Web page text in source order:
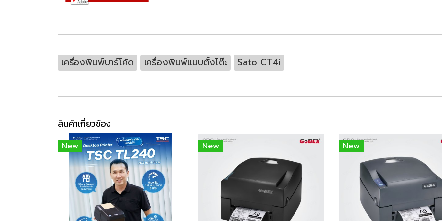
เครื่องพิมพ์บาร์โค้ด เครื่องพิมพ์แบบตั้งโต๊ะ Sato CT4i
สินค้าเกี่ยวข้อง
New New New